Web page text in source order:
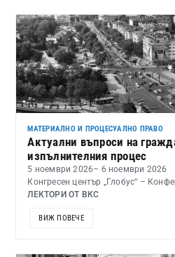
МАТЕРИАЛНО И ПРОЦЕСУАЛНО ПРАВО
Актуални въпроси на
изпълнителния процес
5 ноември 2026– 6 ноември 2026
Конгресен център „Глобус“ –
ЛЕКТОРИ ОТ ВКС
ВИЖ ПОВЕЧЕ